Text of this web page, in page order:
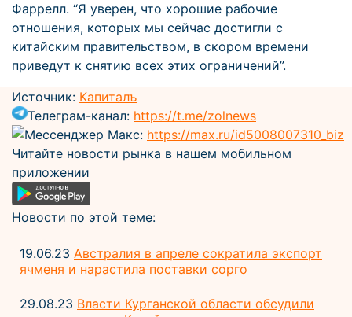
Фаррелл. “Я уверен, что хорошие рабочие
отношения, которых мы сейчас достигли с
китайским правительством, в скором времени
приведут к снятию всех этих ограничений”.
Источник: Капиталъ
Телеграм-канал: https://t.me/zolnews
Мессенджер Макс: https://max.ru/id5008007310_biz
Читайте новости рынка в нашем мобильном
приложении
Новости по этой теме:
19.06.23 Австралия в апреле сократила экспорт
ячменя и нарастила поставки сорго
29.08.23 Власти Курганской области обсудили